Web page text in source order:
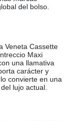
del bolso.
Veneta Cassette
Maxi
una llamativa
carácter y
convierte en una
lujo actual.